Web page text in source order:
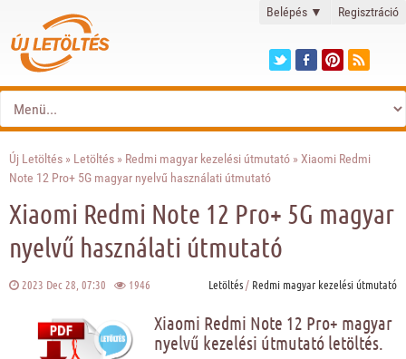
Belépés ▼ Regisztráció
Új Letöltés » Letöltés » Redmi magyar kezelési útmutató » Xiaomi Redmi
Note 12 Pro+ 5G magyar nyelvű használati útmutató
Xiaomi Redmi Note 12 Pro+ 5G magyar
nyelvű használati útmutató
2023 Dec 28, 07:30 1946 Letöltés/ Redmi magyar kezelési útmutató
Xiaomi Redmi Note 12 Pro+ magyar
nyelvű kezelési útmutató letöltés.